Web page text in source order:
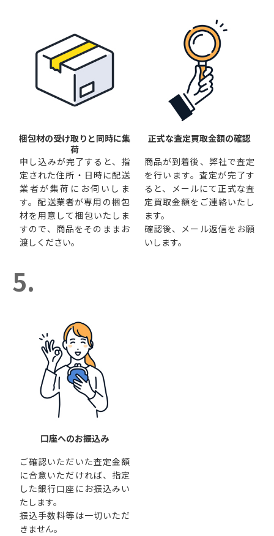
梱包材の受け取りと同時に集
荷
申し込みが完了すると、指
定された住所・日時に配送
業者が集荷にお伺いしま
す。配送業者が専用の梱包
材を用意して梱包いたしま
すので、商品をそのままお
渡しください。
正式な査定買取金額の確認
商品が到着後、弊社で査定
を行います。査定が完了す
ると、メールにて正式な査
定買取金額をご連絡いたし
ます。
確認後、メール返信をお願
いします。
5.
口座へのお振込み
ご確認いただいた査定金額
に合意いただければ、指定
した銀行口座にお振込みい
たします。
振込手数料等は一切いただ
きません。